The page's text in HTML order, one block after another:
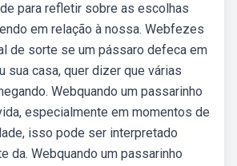
para refletir sobre as escolhas
em relação à nossa. Webfezes
de sorte se um pássaro defeca em
sua casa, quer dizer que várias
Webquando um passarinho
especialmente em momentos de
isso pode ser interpretado
da. Webquando um passarinho